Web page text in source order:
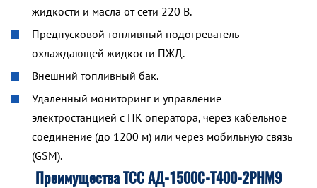
жидкости и масла от сети 220 В.
Предпусковой топливный подогреватель
охлаждающей жидкости ПЖД.
Внешний топливный бак.
Удаленный мониторинг и управление
электростанцией с ПК оператора, через кабельное
соединение (до 1200 м) или через мобильную связь
(GSM).
Преимущества ТСС АД-1500С-Т400-2РНМ9